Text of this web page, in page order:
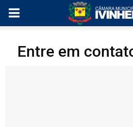
Entre em